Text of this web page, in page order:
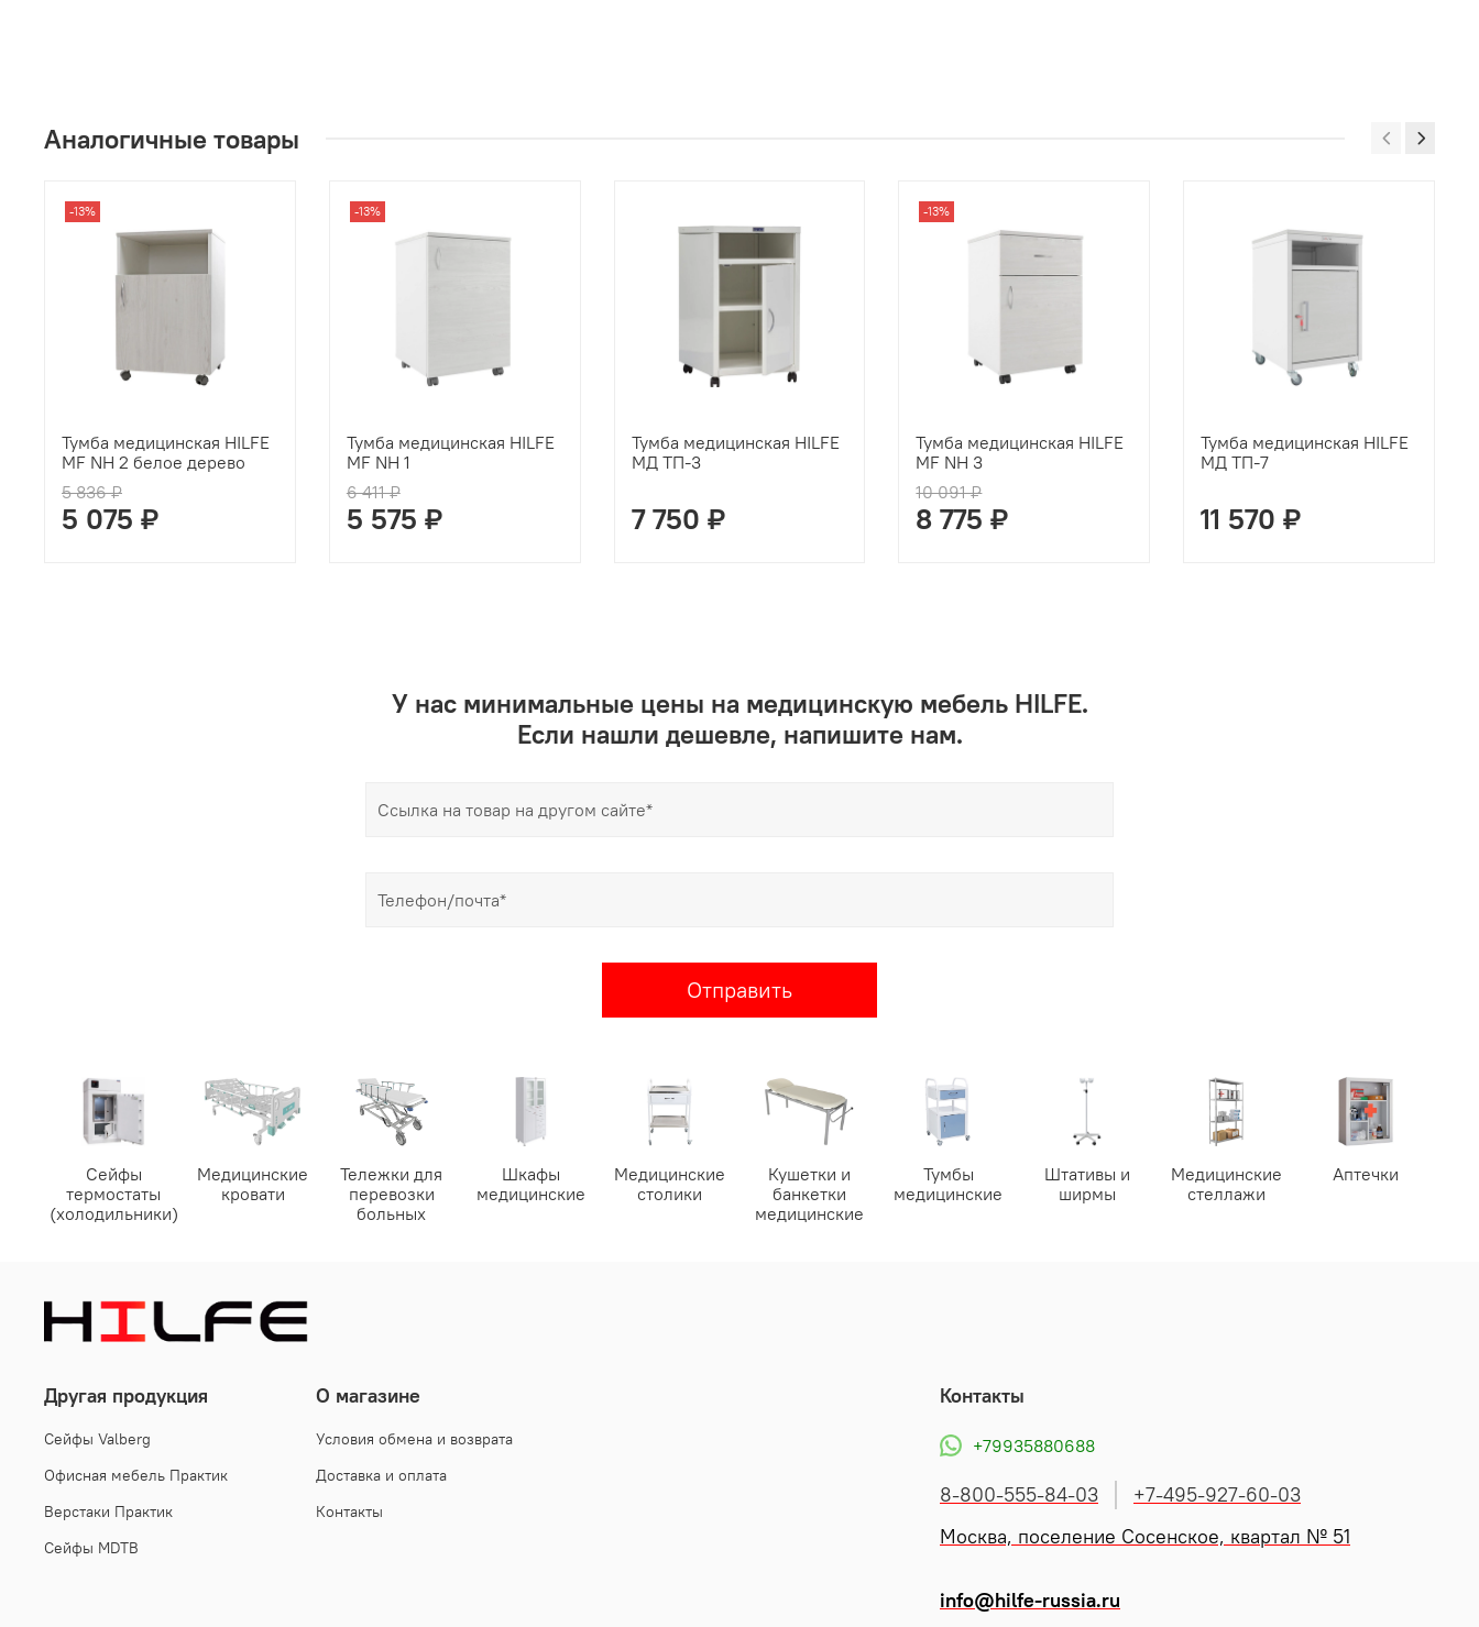
Аналогичные товары
-13%
Тумба медицинская HILFE
MF NH 2 белое дерево
5 836 ₽
5 075 ₽
-13%
Тумба медицинская HILFE
МF NH 1
6 411 ₽
5 575 ₽
Тумба медицинская HILFE
МД ТП-3
7 750 ₽
-13%
Тумба медицинская HILFE
МF NH 3
10 091 ₽
8 775 ₽
Тумба медицинская HILFE
МД ТП-7
11 570 ₽
У нас минимальные цены на медицинскую мебель HILFE.
Если нашли дешевле, напишите нам.
Отправить
Сейфы
термостаты
(холодильники)
Медицинские
кровати
Тележки для
перевозки
больных
Шкафы
медицинские
Медицинские
столики
Кушетки и
банкетки
медицинские
Тумбы
медицинские
Штативы и
ширмы
Медицинские
стеллажи
Аптечки
Другая продукция
Cейфы Valberg
Офисная мебель Практик
Верстаки Практик
Сейфы MDTB
О магазине
Условия обмена и возврата
Доставка и оплата
Контакты
Контакты
+79935880688
8-800-555-84-03
+7-495-927-60-03
Москва, поселение Сосенское, квартал № 51
info@hilfe-russia.ru